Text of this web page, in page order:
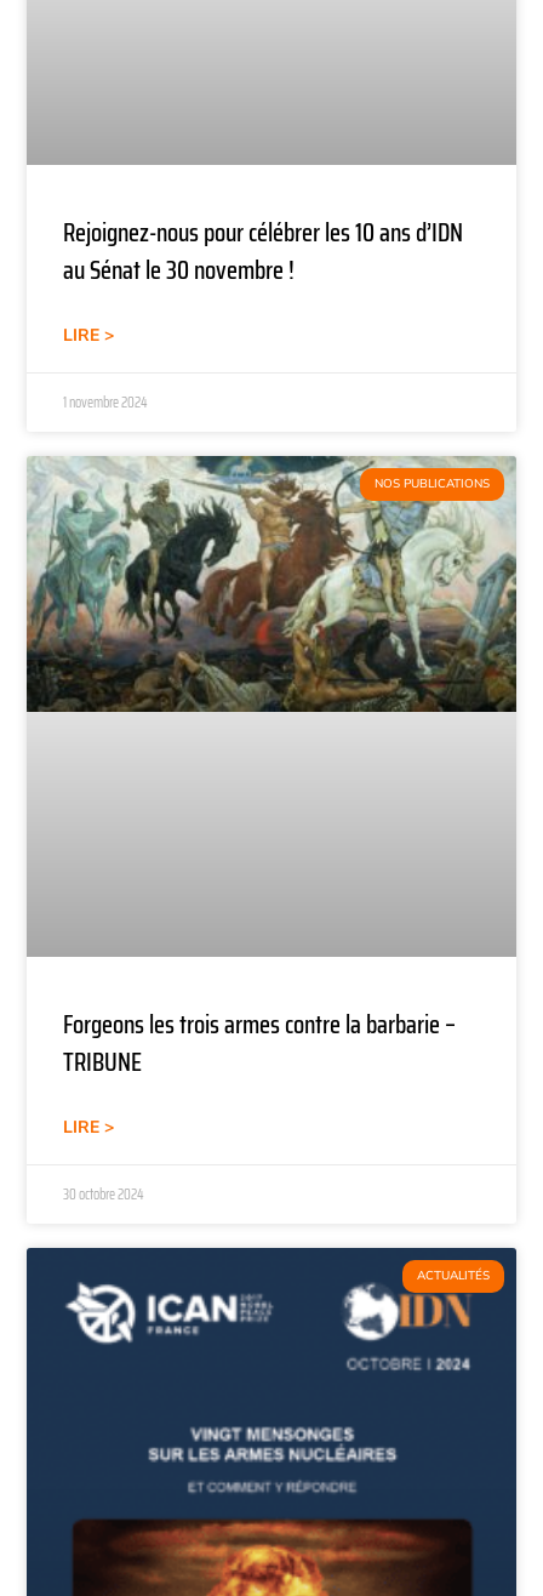
Rejoignez-nous pour célébrer les 10 ans d’IDN
au Sénat le 30 novembre !
LIRE >
1 novembre 2024
NOS PUBLICATIONS
Forgeons les trois armes contre la barbarie –
TRIBUNE
LIRE >
30 octobre 2024
ACTUALITÉS